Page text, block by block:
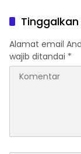
Alamat email
wajib ditandai *